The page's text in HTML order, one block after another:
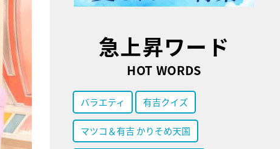
急上昇ワード
HOT WORDS
バラエティ 有吉クイズ
マツコ＆有吉 かりそめ天国